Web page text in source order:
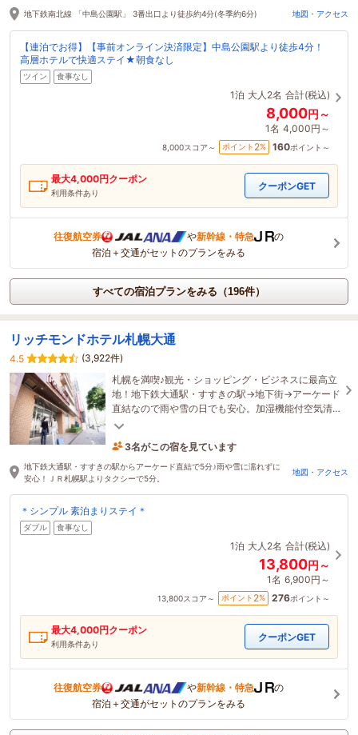
たった今予約されました
地下鉄南北線 「中島公園駅」 3番出口より徒歩約4分(冬季約6分) 地図・アクセス
【連泊でお得】【事前オンライン決済限定】中島公園駅より徒歩4分！
高層ホテルで快適ステイ★朝食なし
ツイン 食事なし
1泊 大人2名 合計(税込)
8,000円～
1名 4,000円～
8,000スコア～ ポイント 2% 160ポイント～
最大4,000円クーポン
利用条件あり
クーポンGET
往復航空券 や新幹線・特急
の
宿泊＋交通がセットのプランをみる
すべての宿泊プランをみる（196件）
リッチモンドホテル札幌大通
4.5
(3,922件)
札幌を満喫♪観光・ショッピング・ビジネスに最高立
地！地下鉄大通駅・すすきの駅→地下街→アーケード
直結なので雨や雪の日でも安心。加湿機能付空気清
浄機・携帯充電器・消臭スプレー完備。Wi-Fi 無料。
3名がこの宿を見ています
たった今予約されました
地下鉄大通駅・すすきの駅からアーケード直結で5分♪雨や雪に濡れずに
安心！ＪＲ札幌駅よりタクシーで5分。
地図・アクセス
＊シンプル 素泊まりステイ＊
ダブル 食事なし
1泊 大人2名 合計(税込)
13,800円～
1名 6,900円～
13,800スコア～ ポイント 2% 276ポイント～
最大4,000円クーポン
利用条件あり
クーポンGET
往復航空券 や新幹線・特急
の
宿泊＋交通がセットのプランをみる